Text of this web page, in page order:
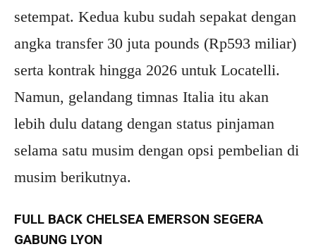
setempat. Kedua kubu sudah sepakat dengan
angka transfer 30 juta pounds (Rp593 miliar)
serta kontrak hingga 2026 untuk Locatelli.
Namun, gelandang timnas Italia itu akan
lebih dulu datang dengan status pinjaman
selama satu musim dengan opsi pembelian di
musim berikutnya.
FULL BACK CHELSEA EMERSON SEGERA
GABUNG LYON